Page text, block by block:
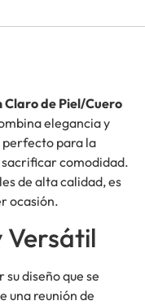
Claro de Piel/Cuero
elegancia y
perfecto para la
comodidad.
de alta calidad, es
ocasión.
Versátil
su diseño que se
una reunión de